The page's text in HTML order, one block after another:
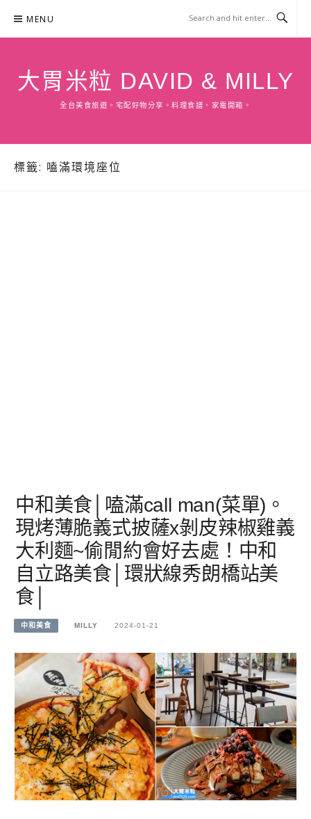
content
MENU
大胃米粒 DAVID & MILLY
全台美食旅遊。宅配好物分享。料理食譜。家電開箱。
標籤: 嗑滿環境座位
中和美食│嗑滿call man(菜單)。
現烤薄脆義式披薩x剝皮辣椒雞義
大利麵~偷閒約會好去處！中和
自立路美食│環狀線秀朗橋站美
食│
中和美食 MILLY 2024-01-21